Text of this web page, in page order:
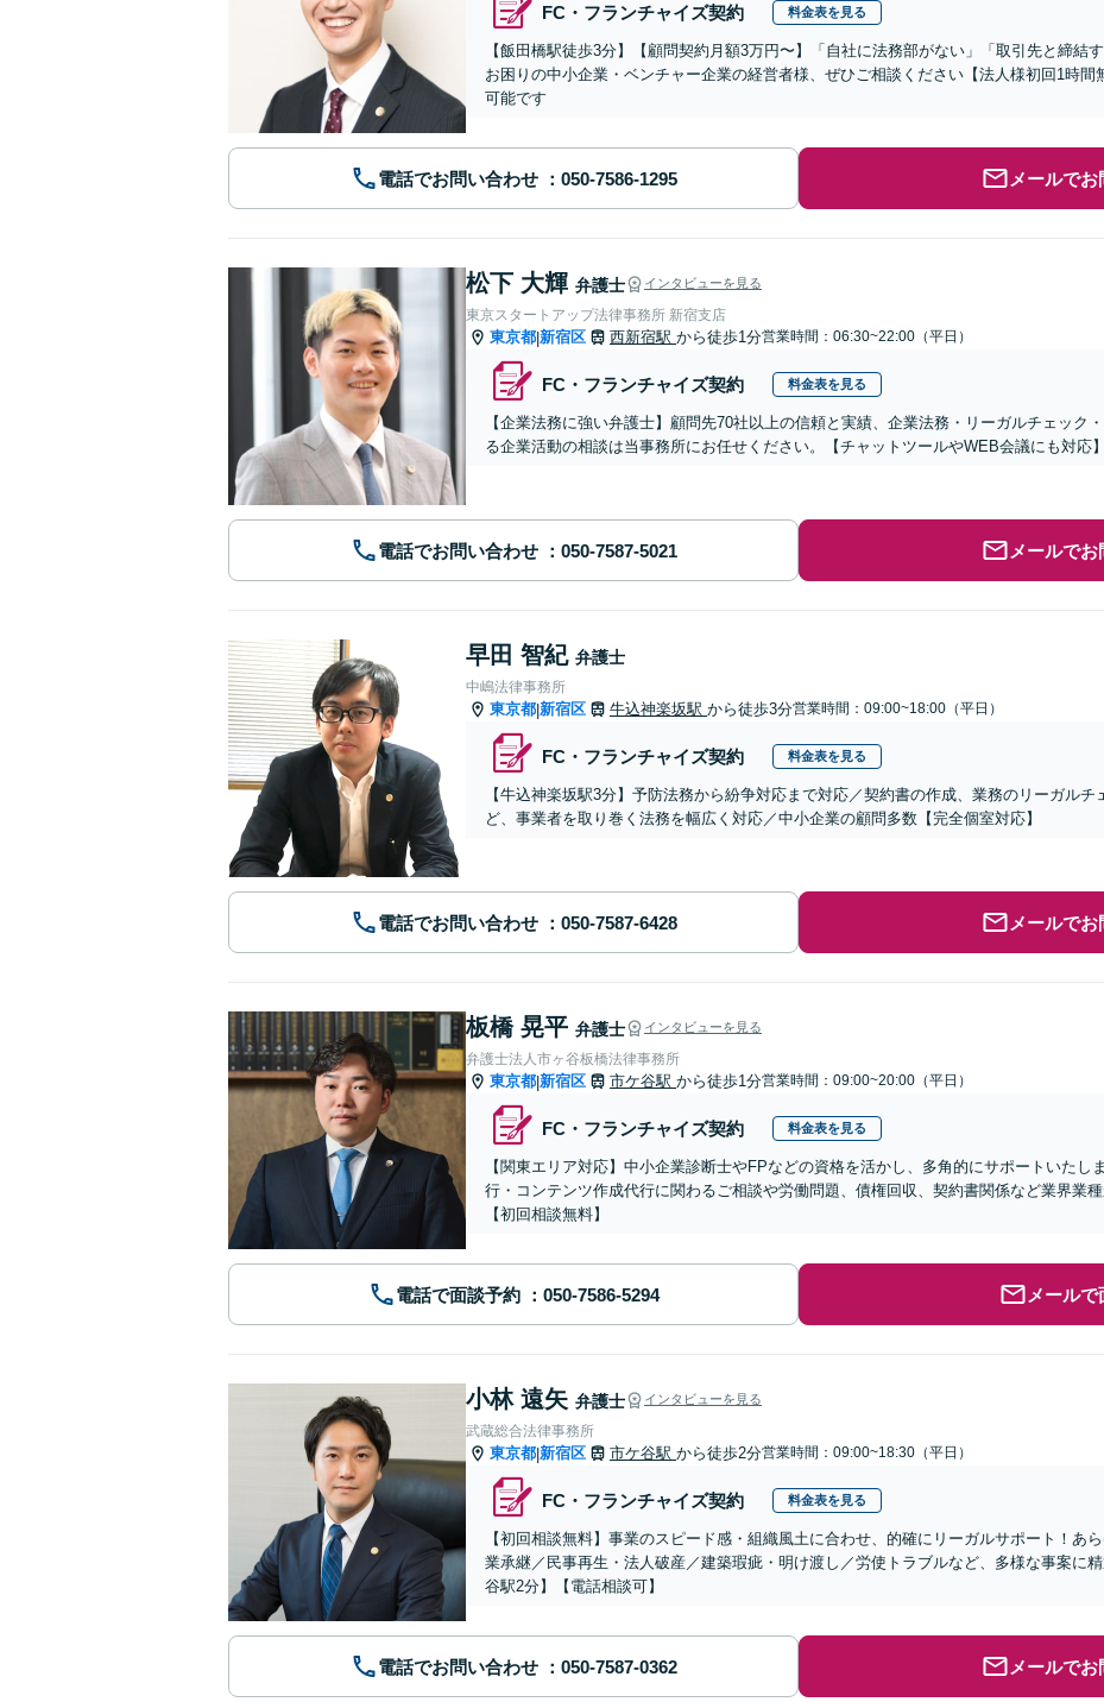
FC・フランチャイズ契約 料金表を見る
【飯田橋駅徒歩3分】【顧問契約月額3万円〜】「自社に法務部がない」「取引先と締結
お困りの中小企業・ベンチャー企業の経営者様、ぜひご相談ください【法人様初回1時間
可能です
電話でお問い合わせ メールで
松下 大輝 弁護士 インタビューを見る
東京スタートアップ法律事務所 新宿支店
東京都|新宿区 西新宿駅 から徒歩1分営業時間：06:30~22:00（平日）
FC・フランチャイズ契約 料金表を見る
【企業法務に強い弁護士】顧問先70社以上の信頼と実績、企業法務・リーガルチェック
る企業活動の相談は当事務所にお任せください。【チャットツールやWEB会議にも対応】
電話でお問い合わせ メールで
早田 智紀 弁護士
中嶋法律事務所
東京都|新宿区 牛込神楽坂駅 から徒歩3分営業時間：09:00~18:00（平日）
FC・フランチャイズ契約 料金表を見る
【牛込神楽坂駅3分】予防法務から紛争対応まで対応／契約書の作成、業務のリーガル
ど、事業者を取り巻く法務を幅広く対応／中小企業の顧問多数【完全個室対応】
電話でお問い合わせ メールで
板橋 晃平 弁護士 インタビューを見る
弁護士法人市ヶ谷板橋法律事務所
東京都|新宿区 市ケ谷駅 から徒歩1分営業時間：09:00~20:00（平日）
FC・フランチャイズ契約 料金表を見る
【関東エリア対応】中小企業診断士やFPなどの資格を活かし、多角的にサポートいたし
行・コンテンツ作成代行に関わるご相談や労働問題、債権回収、契約書関係など業界業
【初回相談無料】
電話で面談予約 メール
小林 遠矢 弁護士 インタビューを見る
武蔵総合法律事務所
東京都|新宿区 市ケ谷駅 から徒歩2分営業時間：09:00~18:30（平日）
FC・フランチャイズ契約 料金表を見る
【初回相談無料】事業のスピード感・組織風土に合わせ、的確にリーガルサポート！あ
業承継／民事再生・法人破産／建築瑕疵・明け渡し／労使トラブルなど、多様な事案に
谷駅2分】【電話相談可】
電話でお問い合わせ メールで